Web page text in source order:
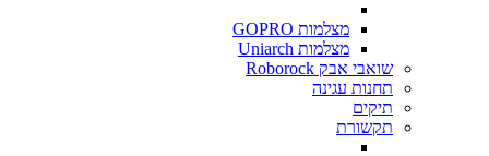
מצלמות GOPRO
מצלמות Uniarch
שואבי אבק Roborock
תחנות עגינה
תיקים
תקשורת